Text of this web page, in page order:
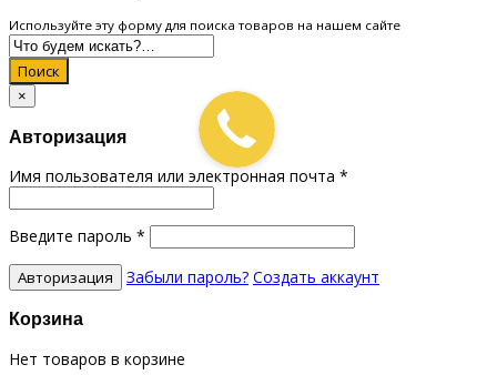
Используйте эту форму для поиска товаров на нашем сайте
Поиск
×
Авторизация
Имя пользователя или электронная почта *
Введите пароль *
Забыли пароль? Создать аккаунт
Корзина
Нет товаров в корзине